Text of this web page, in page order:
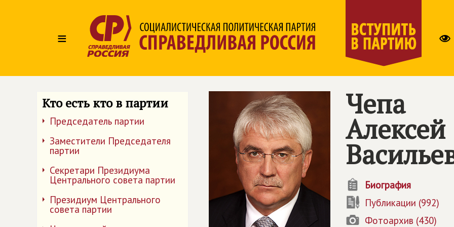
≡
Кто есть кто в партии
Председатель партии
Заместители Председателя
партии
Секретари Президиума
Центрального совета партии
Президиум Центрального
совета партии
Чепа
Алексей
Биография
Публикации (992)
Фотоархив (430)